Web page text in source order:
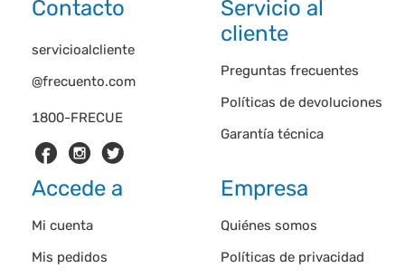
Contacto
1800-FRECUE
servicioalcliente
@frecuento.com
Servicio al
cliente
Preguntas frecuentes
Políticas de devoluciones
Garantía técnica
Accede a
Mi cuenta
Mis pedidos
Empresa
Quiénes somos
Políticas de privacidad